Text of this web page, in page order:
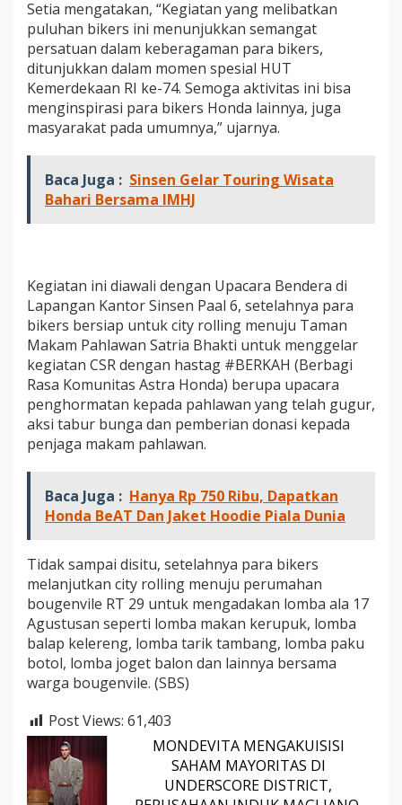
Setia mengatakan, “Kegiatan yang melibatkan
puluhan bikers ini menunjukkan semangat
persatuan dalam keberagaman para bikers,
ditunjukkan dalam momen spesial HUT
Kemerdekaan RI ke-74. Semoga aktivitas ini bisa
menginspirasi para bikers Honda lainnya, juga
masyarakat pada umumnya,” ujarnya.
Baca Juga : Sinsen Gelar Touring Wisata
Bahari Bersama IMHJ
Kegiatan ini diawali dengan Upacara Bendera di
Lapangan Kantor Sinsen Paal 6, setelahnya para
bikers bersiap untuk city rolling menuju Taman
Makam Pahlawan Satria Bhakti untuk menggelar
kegiatan CSR dengan hastag #BERKAH (Berbagi
Rasa Komunitas Astra Honda) berupa upacara
penghormatan kepada pahlawan yang telah gugur,
aksi tabur bunga dan pemberian donasi kepada
penjaga makam pahlawan.
Baca Juga : Hanya Rp 750 Ribu, Dapatkan
Honda BeAT Dan Jaket Hoodie Piala Dunia
Tidak sampai disitu, setelahnya para bikers
melanjutkan city rolling menuju perumahan
bougenvile RT 29 untuk mengadakan lomba ala 17
Agustusan seperti lomba makan kerupuk, lomba
balap kelereng, lomba tarik tambang, lomba paku
botol, lomba joget balon dan lainnya bersama
warga bougenvile. (SBS)
Post Views: 61,403
MONDEVITA MENGAKUISISI
SAHAM MAYORITAS DI
UNDERSCORE DISTRICT,